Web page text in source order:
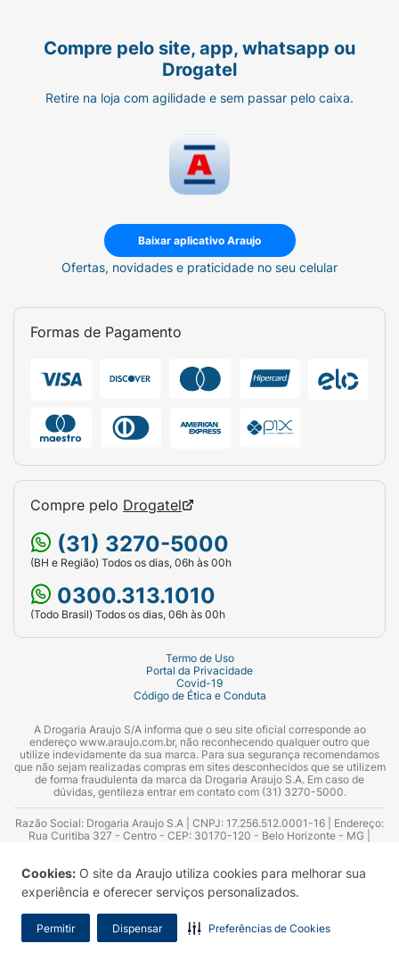
Cookies: O site da Araujo utiliza cookies para melhorar sua
experiência e oferecer serviços personalizados.
Permitir Dispensar Preferências de Cookies
Compre pelo site, app, whatsapp ou
Drogatel
Retire na loja com agilidade e sem passar pelo caixa.
Baixar aplicativo Araujo
Ofertas, novidades e praticidade no seu celular
Formas de Pagamento
Compre pelo Drogatel
(31) 3270-5000
(BH e Região) Todos os dias, 06h às 00h
0300.313.1010
(Todo Brasil) Todos os dias, 06h às 00h
Termo de Uso
Portal da Privacidade
Covid-19
Código de Ética e Conduta
A Drogaria Araujo S/A informa que o seu site oficial corresponde ao
endereço www.araujo.com.br, não reconhecendo qualquer outro que
utilize indevidamente da sua marca. Para sua segurança recomendamos
que não sejam realizadas compras em sites desconhecidos que se utilizem
de forma fraudulenta da marca da Drogaria Araujo S.A. Em caso de
dúvidas, gentileza entrar em contato com (31) 3270-5000.
Razão Social: Drogaria Araujo S.A | CNPJ: 17.256.512.0001-16 | Endereço:
Rua Curitiba 327 - Centro - CEP: 30170-120 - Belo Horizonte - MG |
Azevedo Guimarães – CRF 10.965 | Yasmin Silva Alvarenga – CRF 52.584 -
Consultor substituto: Thiago Aguiar Pinheiro - CRF Nº 13.748. Alvará
Sanitário: 2025020713 | Autorização de Funcionamento da Empresa (AFE):